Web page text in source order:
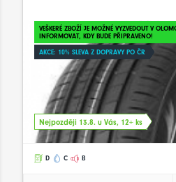
VEŠKERÉ ZBOŽÍ JE MOŽNÉ VYZVEDOUT V
INFORMOVAT, KDY BUDE PŘIPRAVENO!
AKCE: 10% SLEVA Z DOPRAVY PO ČR
Nejpozději 13.8. u Vás, 12+ ks
D C B